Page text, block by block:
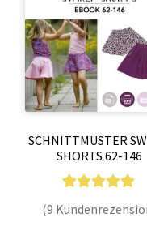
SCHNITTMUSTER
SHORTS 62-146
(9